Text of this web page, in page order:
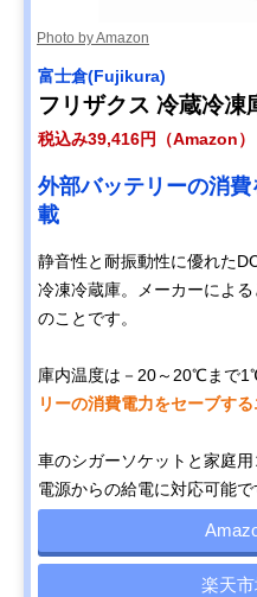
Photo by Amazon
富士倉(Fujikura)
フリザクス 冷蔵冷凍
税込み39,416円（Amazon）
外部バッテリーの消
載
静音性と耐振動性に優れた
冷凍冷蔵庫。メーカーによ
のことです。
庫内温度は－20～20℃まで
リーの消費電力をセーブす
車のシガーソケットと家庭
電源からの給電に対応可能で
楽天